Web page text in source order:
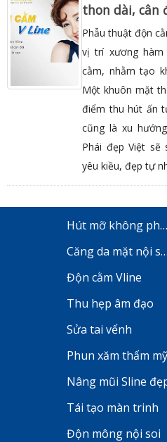
thon dài, cân
Phẫu thuật độn
vị trí xương
cằm, nhằm tạo
Một khuôn mặt
điểm thu hút ấn
cũng là xu
Phái đẹp Việt
yêu kiều, đẹp tự
Hút mỡ không
Căng da mặt nội soi
Độn cằm Vline
Thu hẹp âm đạo
Sửa tai vểnh
Phun xăm thẩm mỹ
Nâng mũi Sline
Tái tạo màn trinh
Độn mông nội soi